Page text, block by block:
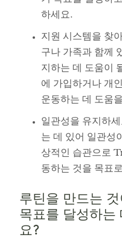
하세요.
지원 시스템을 찾
구나 가족과 함께
지하는 데 도움이
에 가입하거나 개
운동하는 데 도움
일관성을 유지하
는 데 있어 일관성
상적인 습관으로
동하는 것을 목표
루틴을 만드는
목표를 달성하는
요?